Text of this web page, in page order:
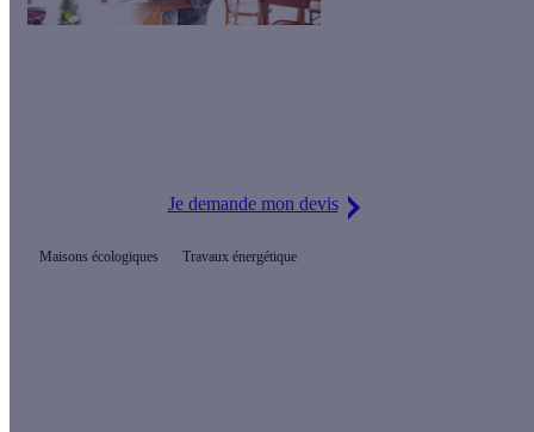
Je demande mon devis
Maisons écologiques Travaux énergétique